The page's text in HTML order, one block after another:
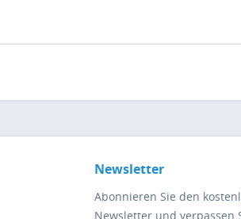
Newsletter
Abonnieren Sie den
Newsletter und verpassen